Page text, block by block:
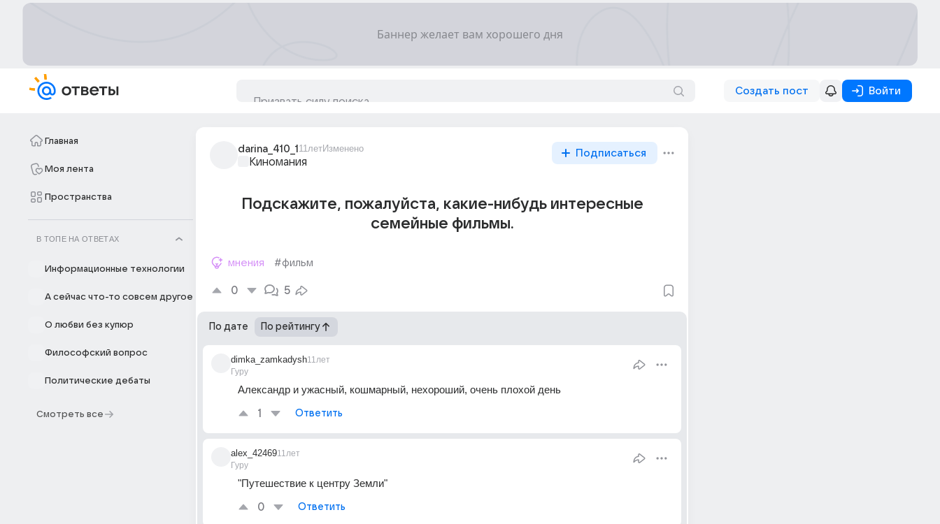
Создать пост Войти
Главная
Моя лента
Пространства
В ТОПЕ НА ОТВЕТАХ
Информационные технологии
А сейчас что-то совсем другое
О любви без купюр
Философский вопрос
Политические дебаты
Смотреть все
darina_410_1 11летИзменено
Киномания
Подписаться
Подскажите, пожалуйста, какие-нибудь интересные
семейные фильмы.
мнения #фильм
0 5
По дате По рейтингу
dimka_zamkadysh
Гуру
11лет
Александр и ужасный, кошмарный, нехороший, очень плохой день
1 Ответить
alex_42469
Гуру
11лет
"Путешествие к центру Земли"
0 Ответить